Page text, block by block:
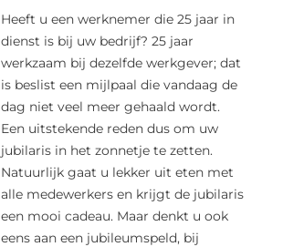
Heeft u een werknemer die 25 jaar in
dienst is bij uw bedrijf? 25 jaar
werkzaam bij dezelfde werkgever; dat
is beslist een mijlpaal die vandaag de
dag niet veel meer gehaald wordt.
Een uitstekende reden dus om uw
jubilaris in het zonnetje te zetten.
Natuurlijk gaat u lekker uit eten met
alle medewerkers en krijgt de jubilaris
een mooi cadeau. Maar denkt u ook
eens aan een jubileumspeld, bij